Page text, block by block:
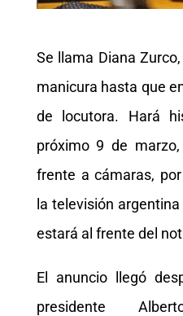
Se llama Diana
manicura hasta que
de locutora. Hará
próximo 9 de
frente a cámaras,
la televisión
estará al frente del
El anuncio llegó
presidente